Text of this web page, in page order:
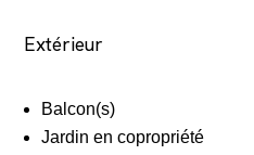
Extérieur
Balcon(s)
Jardin en copropriété